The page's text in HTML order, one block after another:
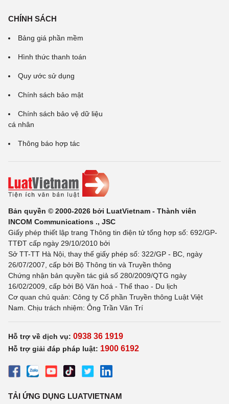
CHÍNH SÁCH
Bảng giá phần mềm
Hình thức thanh toán
Quy ước sử dụng
Chính sách bảo mật
Chính sách bảo vệ dữ liệu
cá nhân
Thông báo hợp tác
Bản quyền © 2000-2026 bởi LuatVietnam - Thành viên
INCOM Communications ., JSC
Giấy phép thiết lập trang Thông tin điện tử tổng hợp số: 692/GP-
TTĐT cấp ngày 29/10/2010 bởi
Sở TT-TT Hà Nội, thay thế giấy phép số: 322/GP - BC, ngày
26/07/2007, cấp bởi Bộ Thông tin và Truyền thông
Chứng nhận bản quyền tác giả số 280/2009/QTG ngày
16/02/2009, cấp bởi Bộ Văn hoá - Thể thao - Du lịch
Cơ quan chủ quản: Công ty Cổ phần Truyền thông Luật Việt
Nam. Chịu trách nhiệm: Ông Trần Văn Trí
Hỗ trợ về dịch vụ: 0938 36 1919
Hỗ trợ giải đáp pháp luật: 1900 6192
TẢI ỨNG DỤNG LUATVIETNAM